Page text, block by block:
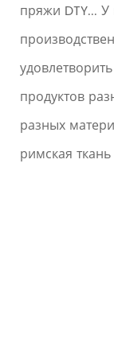
пряжи DTY...
продуктов
разных
римская